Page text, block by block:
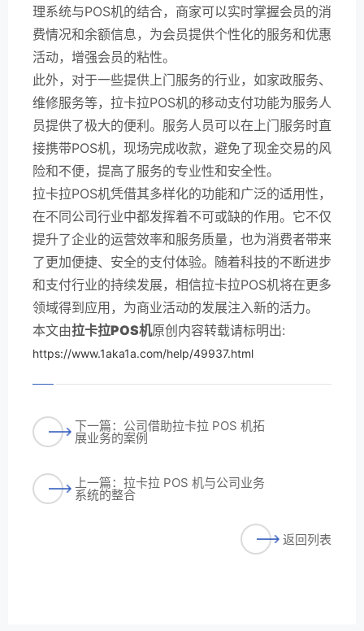
理系统与POS机的结合，商家可以实时掌握会员的消
费情况和余额信息，为会员提供个性化的服务和优惠
活动，增强会员的粘性。
此外，对于一些提供上门服务的行业，如家政服务、
维修服务等，拉卡拉POS机的移动支付功能为服务人
员提供了极大的便利。服务人员可以在上门服务时直
接携带POS机，现场完成收款，避免了现金交易的风
险和不便，提高了服务的专业性和安全性。
拉卡拉POS机凭借其多样化的功能和广泛的适用性，
在不同公司行业中都发挥着不可或缺的作用。它不仅
提升了企业的运营效率和服务质量，也为消费者带来
了更加便捷、安全的支付体验。随着科技的不断进步
和支付行业的持续发展，相信拉卡拉POS机将在更多
领域得到应用，为商业活动的发展注入新的活力。
本文由拉卡拉POS机原创内容转载请标明出:
https://www.1aka1a.com/help/49937.html
下一篇：公司借助拉卡拉 POS 机拓
展业务的案例
上一篇：拉卡拉 POS 机与公司业务
系统的整合
返回列表